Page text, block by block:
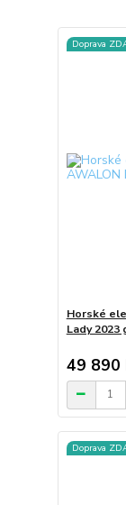
Doprava
Horské
Lady
49 890
Doprava